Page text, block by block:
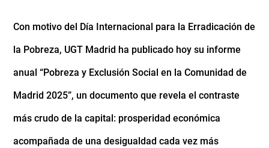
Con motivo del Día Internacional para la Erradicación de
la Pobreza, UGT Madrid ha publicado hoy su informe
anual “Pobreza y Exclusión Social en la Comunidad de
Madrid 2025”, un documento que revela el contraste
más crudo de la capital: prosperidad económica
acompañada de una desigualdad cada vez más